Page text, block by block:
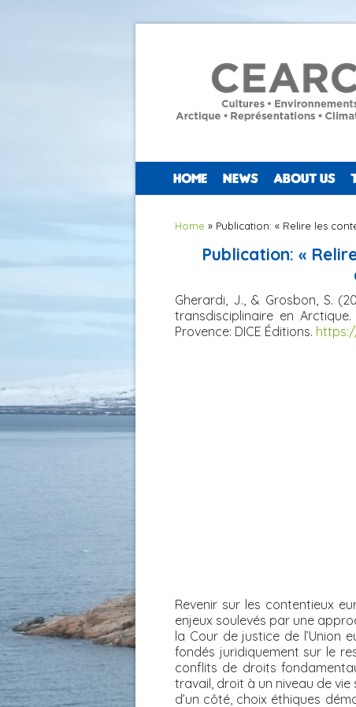
HOME NEWS ABOUT US
You are here
Home » Publication: « Relire les
Publication: «
Gherardi, J., & Grosbon, S.
transdisciplinaire en
Provence: DICE Éditions.
Revenir sur les contentieux
enjeux soulevés par une
la Cour de justice de l’Union
fondés juridiquement sur le
conflits de droits
travail, droit à un niveau de
d’un côté, choix éthiques